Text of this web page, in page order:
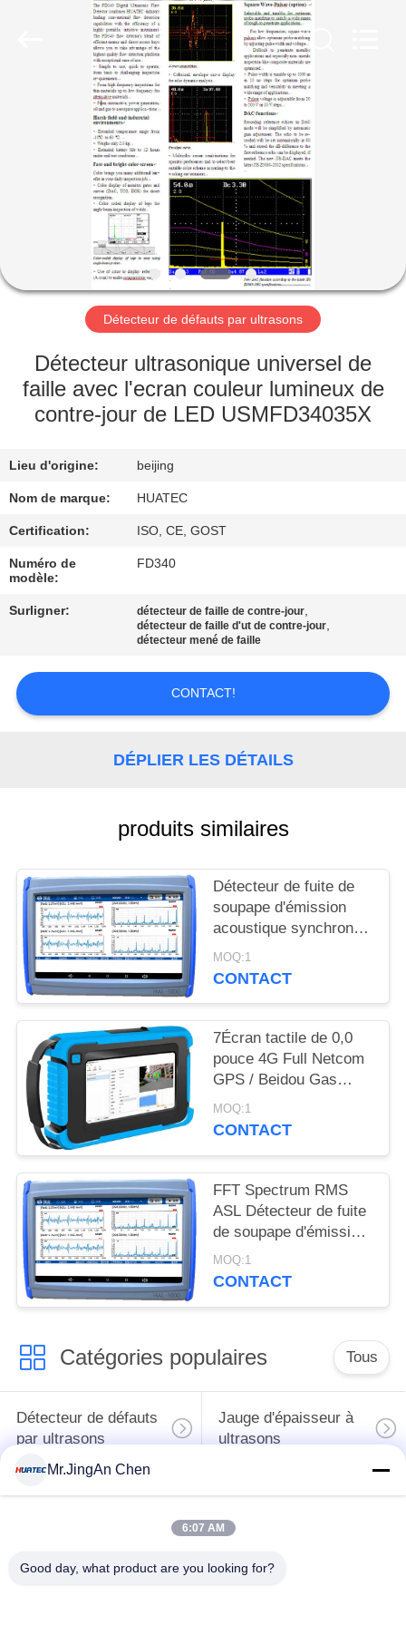
MAISON
PRODUITS
DE
NOUS
VISITE
D'USINE
DE
QUALITÉ
CONTACTEZ-
NOUS
DEMANDEZ
UNE
CITATION
PRIVACY
POLICY
Détecteur de défauts par ultrasons
Détecteur ultrasonique universel de
faille avec l'ecran couleur lumineux de
contre-jour de LED USMFD34035X
Lieu d'origine: beijing
Nom de marque: HUATEC
Certification: ISO, CE, GOST
Numéro de
modèle:
FD340
Surligner: détecteur de faille de contre-jour,
détecteur de faille d'ut de contre-jour,
détecteur mené de faille
CONTACT!
DÉPLIER LES DÉTAILS
produits similaires
Détecteur de fuite de
soupape d'émission
acoustique synchrone
à double canal avec
gain facultatif
MOQ:1
CONTACT
7Écran tactile de 0,0
pouce 4G Full Netcom
GPS / Beidou Gas
Leak Acoustic Imager
HAI-100
MOQ:1
CONTACT
FFT Spectrum RMS
ASL Détecteur de fuite
de soupape d'émission
acoustique à double
canal
MOQ:1
CONTACT
Catégories populaires Tous
Détecteur de défauts
par ultrasons
Jauge d'épaisseur à
ultrasons
Jauge d'épaisseur de
X-Ray de recherche
Chenilles de
Mr.JingAn Chen
6:07 AM
Good day, what product are you looking for?